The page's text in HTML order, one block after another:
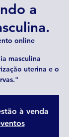
a
online
masculina
uterina e o
à venda